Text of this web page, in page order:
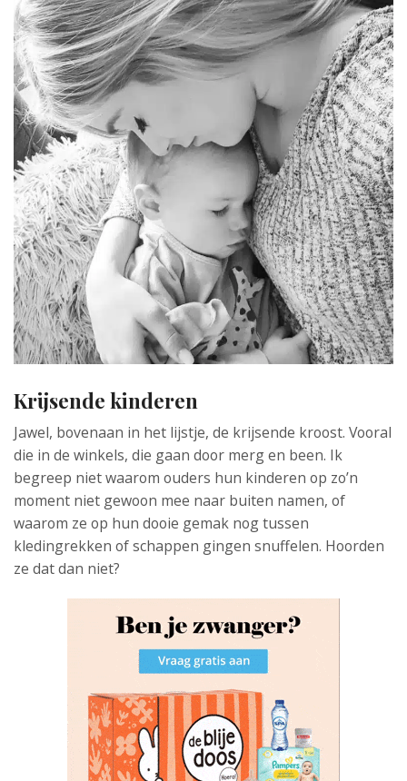
Krijsende kinderen
Jawel, bovenaan in het lijstje, de krijsende kroost. Vooral
die in de winkels, die gaan door merg en been. Ik
begreep niet waarom ouders hun kinderen op zo’n
moment niet gewoon mee naar buiten namen, of
waarom ze op hun dooie gemak nog tussen
kledingrekken of schappen gingen snuffelen. Hoorden
ze dat dan niet?